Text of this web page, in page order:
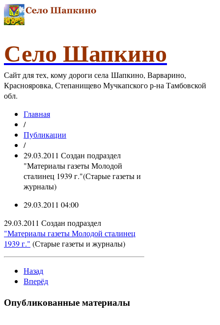
Село Шапкино
Сайт для тех, кому дороги села Шапкино, Варварино,
Краснояровка, Степанищево Мучкапского р-на Тамбовской
обл.
Главная
/
Публикации
/
29.03.2011 Создан подраздел
"Материалы газеты Молодой
сталинец 1939 г."(Старые газеты и
журналы)
29.03.2011 04:00
29.03.2011 Создан подраздел
"Материалы газеты Молодой сталинец
1939 г." (Старые газеты и журналы)
Назад
Вперёд
Опубликованные материалы